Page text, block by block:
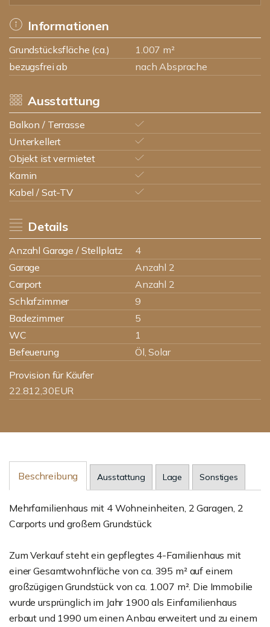
Informationen
Grundstücksfläche (ca.)
1.007 m²
bezugsfrei ab
nach Absprache
Ausstattung
Balkon / Terrasse
Unterkellert
Objekt ist vermietet
Kamin
Kabel / Sat-TV
Details
Anzahl Garage / Stellplatz
4
Garage
Anzahl 2
Carport
Anzahl 2
Schlafzimmer
9
Badezimmer
5
WC
1
Befeuerung
Öl, Solar
Provision für Käufer
22.812,30EUR
Beschreibung Ausstattung Lage Sonstiges
Mehrfamilienhaus mit 4 Wohneinheiten, 2 Garagen, 2
Carports und großem Grundstück
Zum Verkauf steht ein gepflegtes 4-Familienhaus mit
einer Gesamtwohnfläche von ca. 395 m² auf einem
großzügigen Grundstück von ca. 1.007 m². Die Immobilie
wurde ursprünglich im Jahr 1900 als Einfamilienhaus
erbaut und 1990 um einen Anbau erweitert und zu einem